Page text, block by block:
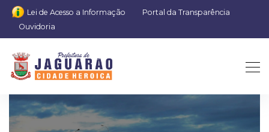
Lei de Acesso a Informação
Portal da Transparência
Ouvidoria